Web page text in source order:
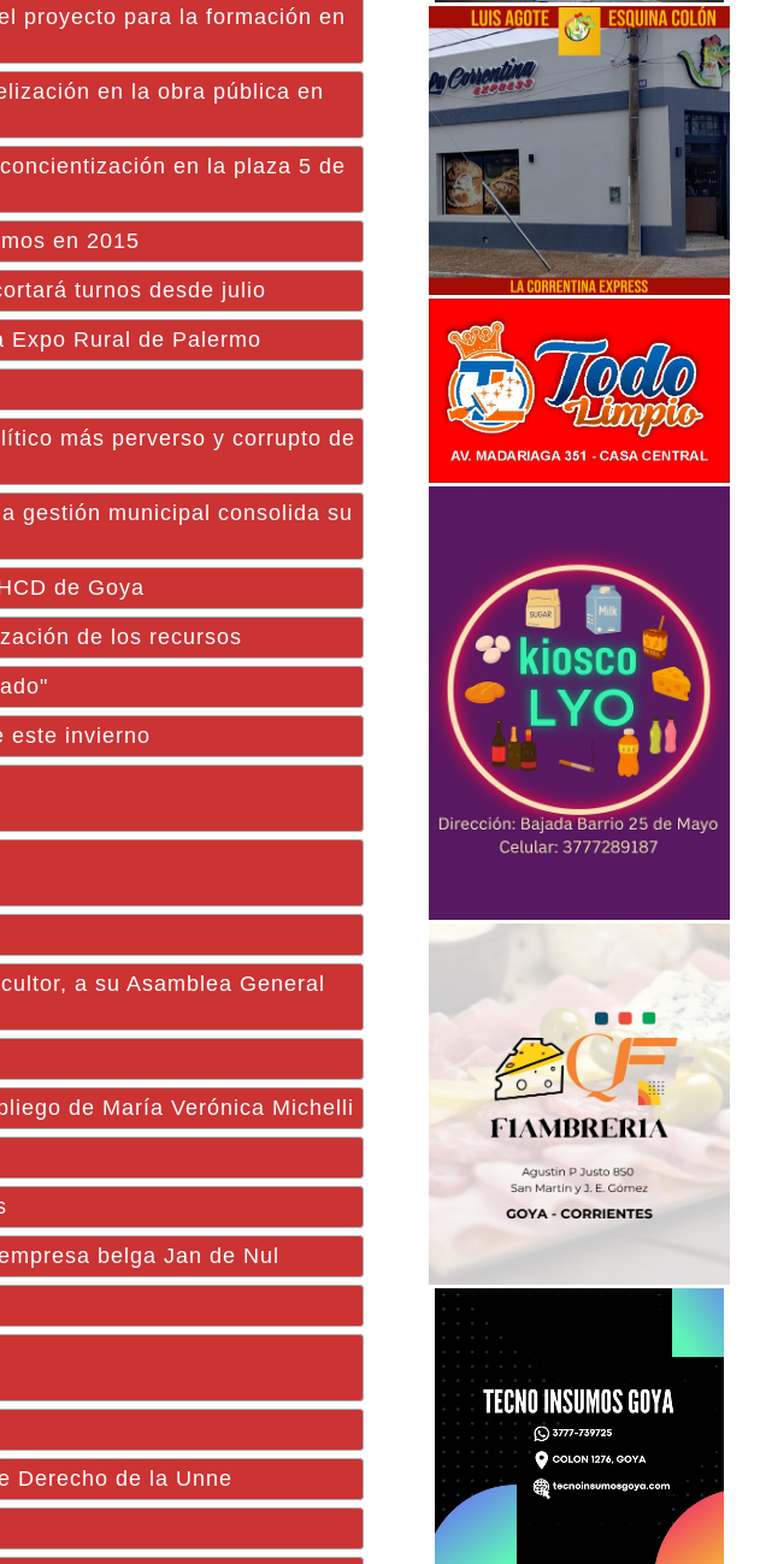
proyecto para la formación en
en la obra pública en
en la plaza 5 de
en 2015
turnos desde julio
Expo Rural de Palermo
más perverso y corrupto de
gestión municipal consolida su
de Goya
de los recursos
este invierno
a su Asamblea General
de María Verónica Michelli
belga Jan de Nul
Derecho de la Unne